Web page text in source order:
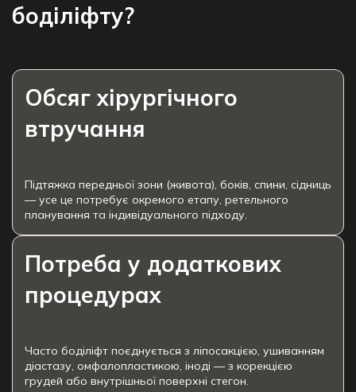
боділіфту?
Обсяг хірургічного
втручання
Підтяжка передньої зони (живота), боків, спини, сідниць
— усе це потребує окремого етапу, ретельного
планування та індивідуального підходу.
Потреба у додаткових
процедурах
Часто боділіфт поєднується з ліпосакцією, ушиванням
діастазу, омфалопластикою, іноді — з корекцією
грудей або внутрішньої поверхні стегон.